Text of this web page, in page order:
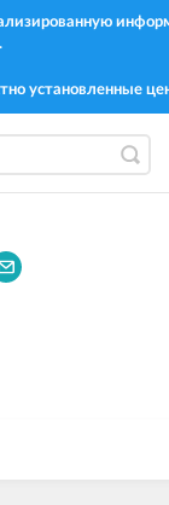
установленные